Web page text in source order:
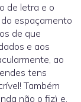
de letra e o
espaçamento
de que
e aos
ao
tens
Também
não o fiz) e,